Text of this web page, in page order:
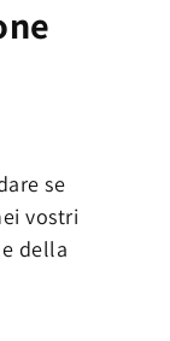
se
vostri
della